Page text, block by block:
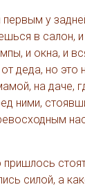
у
в салон, и
и окна, и
деда, но это
на даче,
ними,
силой, а